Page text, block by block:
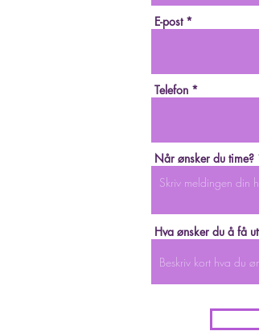
E-post
Telefon
Når ønsker du time?
Hva ønsker du å få